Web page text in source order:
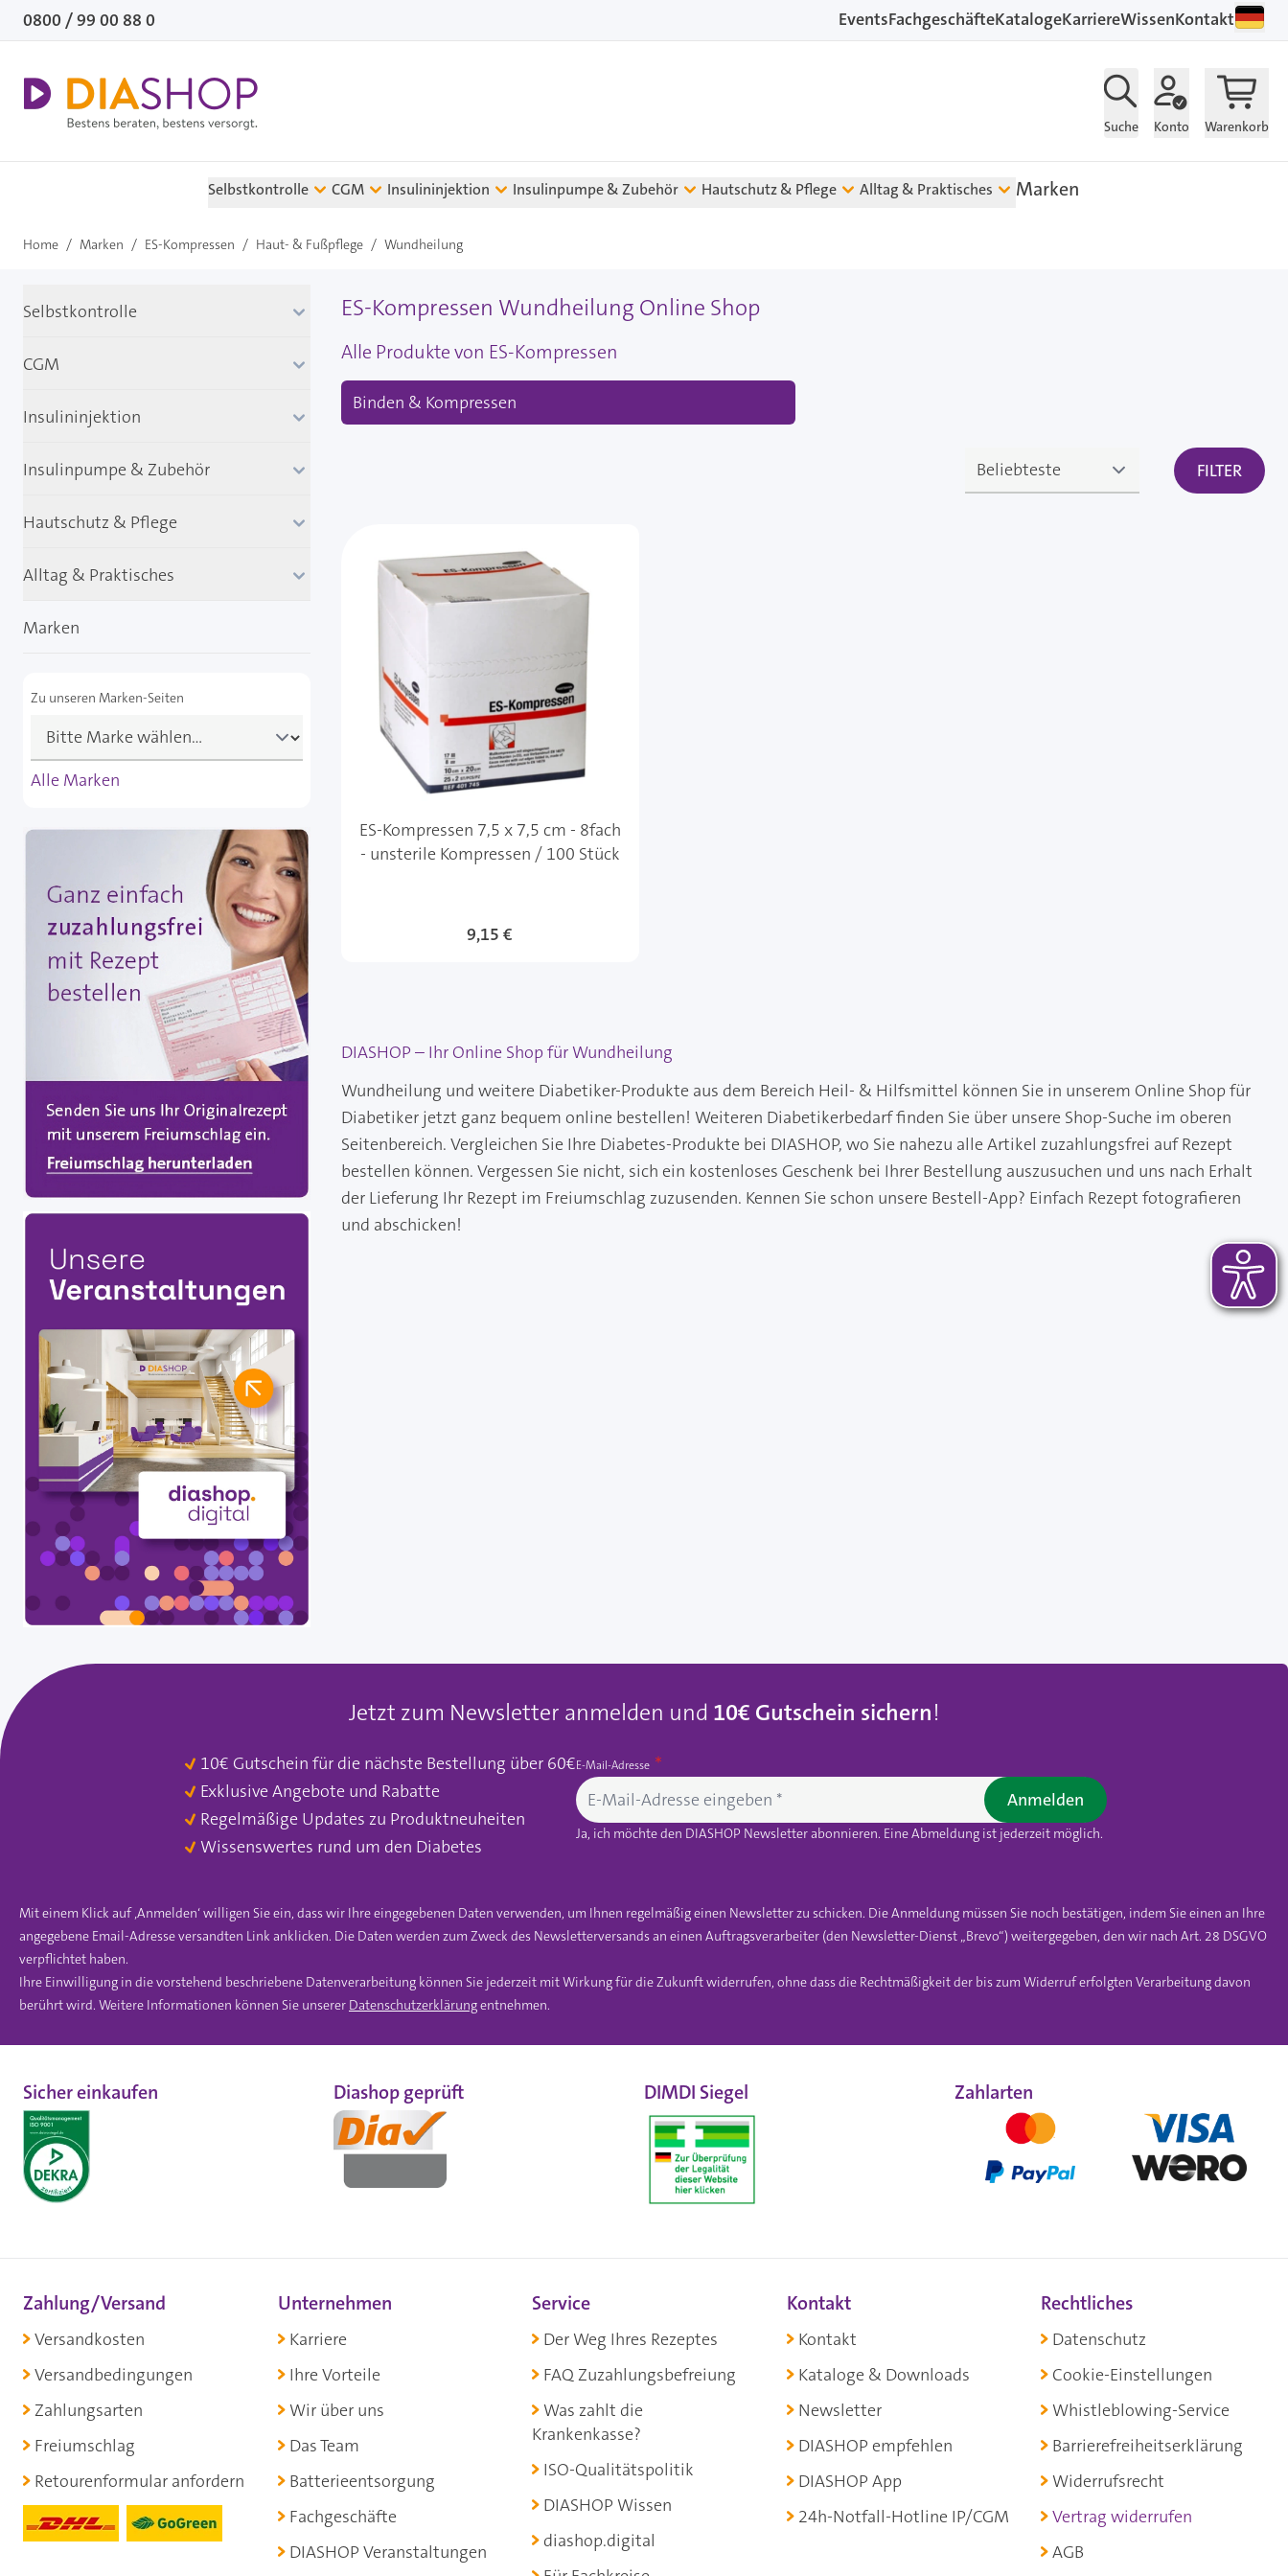
Direkt zum Inhalt
0800 / 99 00 88 0 EventsFachgeschäfteKatalogeKarriereWissenKontakt
Suche Konto Warenkorb
Selbstkontrolle CGM Insulininjektion Insulinpumpe & Zubehör Hautschutz & Pflege Alltag & Praktisches Marken
Home / Marken / ES-Kompressen / Haut- & Fußpflege / Wundheilung
ES-Kompressen Wundheilung Online Shop
Alle Produkte von ES-Kompressen
Binden & Kompressen
FILTER
ES-Kompressen 7,5 x 7,5 cm - 8fach
- unsterile Kompressen / 100 Stück
9,15 €
DIASHOP – Ihr Online Shop für Wundheilung
Wundheilung und weitere Diabetiker-Produkte aus dem Bereich Heil- & Hilfsmittel können Sie in unserem Online Shop für
Diabetiker jetzt ganz bequem online bestellen! Weiteren Diabetikerbedarf finden Sie über unsere Shop-Suche im oberen
Seitenbereich. Vergleichen Sie Ihre Diabetes-Produkte bei DIASHOP, wo Sie nahezu alle Artikel zuzahlungsfrei auf Rezept
bestellen können. Vergessen Sie nicht, sich ein kostenloses Geschenk bei Ihrer Bestellung auszusuchen und uns nach Erhalt
der Lieferung Ihr Rezept im Freiumschlag zuzusenden. Kennen Sie schon unsere Bestell-App? Einfach Rezept fotografieren
und abschicken!
Selbstkontrolle
CGM
Insulininjektion
Insulinpumpe & Zubehör
Hautschutz & Pflege
Alltag & Praktisches
Marken
Zu unseren Marken-Seiten
Alle Marken
Jetzt zum Newsletter anmelden und 10€ Gutschein sichern!
10€ Gutschein für die nächste Bestellung über 60€
Exklusive Angebote und Rabatte
Regelmäßige Updates zu Produktneuheiten
Wissenswertes rund um den Diabetes
E-Mail-Adresse
Ja, ich möchte den DIASHOP Newsletter abonnieren. Eine Abmeldung ist jederzeit möglich.
Anmelden
Mit einem Klick auf ‚Anmelden‘ willigen Sie ein, dass wir Ihre eingegebenen Daten verwenden, um Ihnen regelmäßig einen Newsletter zu schicken. Die Anmeldung müssen Sie noch bestätigen, indem Sie einen an Ihre
angegebene Email-Adresse versandten Link anklicken. Die Daten werden zum Zweck des Newsletterversands an einen Auftragsverarbeiter (den Newsletter-Dienst „Brevo“) weitergegeben, den wir nach Art. 28 DSGVO
verpflichtet haben.
Ihre Einwilligung in die vorstehend beschriebene Datenverarbeitung können Sie jederzeit mit Wirkung für die Zukunft widerrufen, ohne dass die Rechtmäßigkeit der bis zum Widerruf erfolgten Verarbeitung davon
berührt wird. Weitere Informationen können Sie unserer Datenschutzerklärungentnehmen.
Sicher einkaufen Diashop geprüft DIMDI Siegel Zahlarten
Zahlung/Versand
Versandkosten
Versandbedingungen
Zahlungsarten
Freiumschlag
Retourenformular anfordern
Unternehmen
Karriere
Ihre Vorteile
Wir über uns
Das Team
Batterieentsorgung
Fachgeschäfte
DIASHOP Veranstaltungen
Service
Der Weg Ihres Rezeptes
FAQ Zuzahlungsbefreiung
Was zahlt die
Krankenkasse?
ISO-Qualitätspolitik
DIASHOP Wissen
diashop.digital
Kontakt
Kontakt
Kataloge & Downloads
Newsletter
DIASHOP empfehlen
DIASHOP App
24h-Notfall-Hotline IP/CGM
Rechtliches
Datenschutz
Cookie-Einstellungen
Whistleblowing-Service
Barrierefreiheitserklärung
Widerrufsrecht
Vertrag widerrufen
AGB